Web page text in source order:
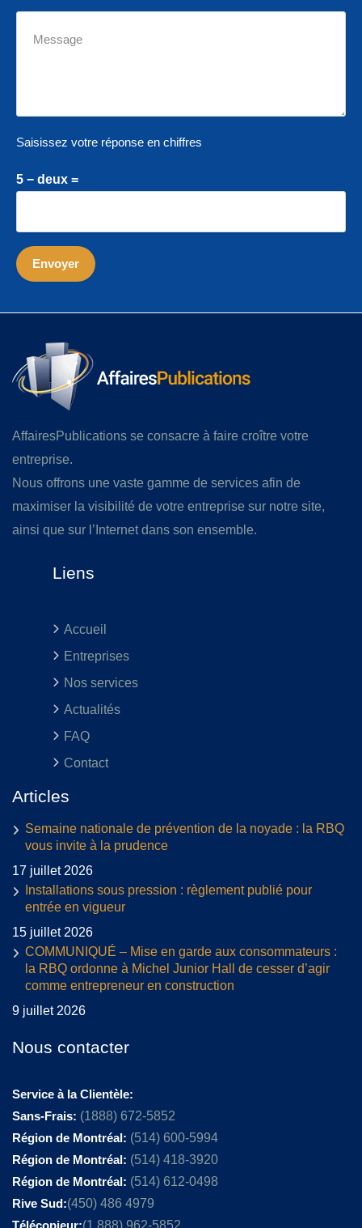
Saisissez votre réponse en chiffres
5 − deux =
AffairesPublications se consacre à faire croître votre
entreprise.
Nous offrons une vaste gamme de services afin de
maximiser la visibilité de votre entreprise sur notre site,
ainsi que sur l’Internet dans son ensemble.
Liens
Accueil
Entreprises
Nos services
Actualités
FAQ
Contact
Articles
Semaine nationale de prévention de la noyade : la RBQ
vous invite à la prudence
17 juillet 2026
Installations sous pression : règlement publié pour
entrée en vigueur
15 juillet 2026
COMMUNIQUÉ – Mise en garde aux consommateurs :
la RBQ ordonne à Michel Junior Hall de cesser d’agir
comme entrepreneur en construction
9 juillet 2026
Nous contacter
Service à la Clientèle:
Sans-Frais: (1888) 672-5852
Région de Montréal: (514) 600-5994
Région de Montréal: (514) 418-3920
Région de Montréal: (514) 612-0498
Rive Sud:(450) 486 4979
Télécopieur:(1 888) 962-5852